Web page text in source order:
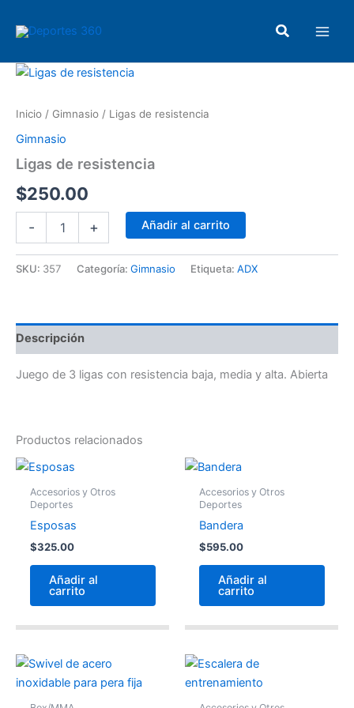
Buscar
Inicio / Gimnasio / Ligas de resistencia
Gimnasio
Ligas de resistencia
$250.00
-
Ligas
cantidad
+ Añadir al carrito
SKU: 357 Categoría: Gimnasio Etiqueta: ADX
Descripción
Juego de 3 ligas con resistencia baja, media y alta. Abierta
Productos relacionados
Accesorios y Otros
Deportes
Esposas
$325.00
Añadir al
carrito
Accesorios y Otros
Deportes
Bandera
$595.00
Añadir al
carrito